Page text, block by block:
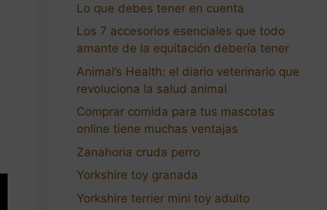
Lo que debes tener en cuenta
Los 7 accesorios esenciales que todo
amante de la equitación debería tener
Animal’s Health: el diario veterinario que
revoluciona la salud animal
Comprar comida para tus mascotas
online tiene muchas ventajas
Zanahoria cruda perro
Yorkshire toy granada
Yorkshire terrier mini toy adulto